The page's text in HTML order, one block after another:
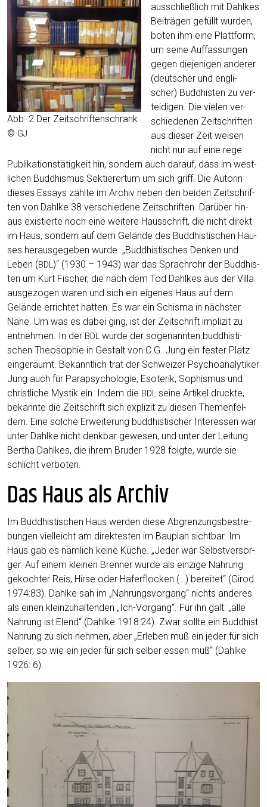
Abb. 2 Der Zeit­schrif­ten­schrank
© GJ
aus­schließ­lich mit Dah­l­kes
Bei­trä­gen gefüllt wur­den,
boten ihm eine Platt­form,
um sei­ne Auf­fas­sun­gen
gegen die­je­ni­gen ande­rer
(deut­scher und eng­li­
scher) Bud­dhis­ten zu ver­
tei­di­gen. Die vie­len ver­
schie­de­nen Zeit­schrif­ten
aus die­ser Zeit wei­sen
nicht nur auf eine rege
Publi­ka­ti­ons­tä­tig­keit hin, son­dern auch dar­auf, dass im west­
li­chen Bud­dhis­mus Sek­tie­rer­tum um sich griff. Die Autorin
die­ses Essays zähl­te im Archiv neben den bei­den Zeit­schrif­
ten von Dah­l­ke 38 ver­schie­de­ne Zeit­schrif­ten. Dar­über hin­
aus exis­tier­te noch eine wei­te­re Haus­schrift, die nicht direkt
im Haus, son­dern auf dem Gelän­de des Bud­dhis­ti­schen Hau­
ses her­aus­ge­ge­ben wur­de. „Bud­dhis­ti­sches Den­ken und
Leben (BDL)“ (1930 – 1943) war das Sprach­rohr der Bud­dhis­
ten um Kurt Fischer, die nach dem Tod Dah­l­kes aus der Vil­la
aus­ge­zo­gen waren und sich ein eige­nes Haus auf dem
Gelän­de errich­tet hat­ten. Es war ein Schis­ma in nächs­ter
Nähe. Um was es dabei ging, ist der Zeit­schrift impli­zit zu
ent­neh­men. In der BDL wur­de der soge­nann­ten bud­dhis­ti­
schen Theo­so­phie in Gestalt von C.G. Jung ein fes­ter Platz
ein­ge­räumt. Bekannt­lich trat der Schwei­zer Psy­cho­ana­ly­ti­ker
Jung auch für Para­psy­cho­lo­gie, Eso­te­rik, Sophis­mus und
christ­li­che Mys­tik ein. Indem die BDL sei­ne Arti­kel druck­te,
bekann­te die Zeit­schrift sich expli­zit zu die­sen The­men­fel­
dern. Eine sol­che Erwei­te­rung bud­dhis­ti­scher Inter­es­sen war
unter Dah­l­ke nicht denk­bar gewe­sen, und unter der Lei­tung
Ber­tha Dah­l­kes, die ihrem Bru­der 1928 folg­te, wur­de sie
schlicht verboten.
Das Haus als Archiv
Im Bud­dhis­ti­schen Haus wer­den die­se Abgren­zungs­be­stre­
bun­gen viel­leicht am direk­tes­ten im Bau­plan sicht­bar. Im
Haus gab es näm­lich kei­ne Küche. „Jeder war Selbst­ver­sor­
ger. Auf einem klei­nen Bren­ner wur­de als ein­zi­ge Nah­rung
gekoch­ter Reis, Hir­se oder Hafer­flo­cken (…) berei­tet“ (Girod
1974:83). Dah­l­ke sah im „Nah­rungs­vor­gang“ nichts ande­res
als einen klein­zu­hal­ten­den „Ich-Vor­gang“. Für ihn galt: „alle
Nah­rung ist Elend“ (Dah­l­ke 1918:24). Zwar soll­te ein Bud­dhist
Nah­rung zu sich neh­men, aber „Erle­ben muß ein jeder für sich
sel­ber, so wie ein jeder für sich sel­ber essen muß“ (Dah­l­ke
1926: 6).